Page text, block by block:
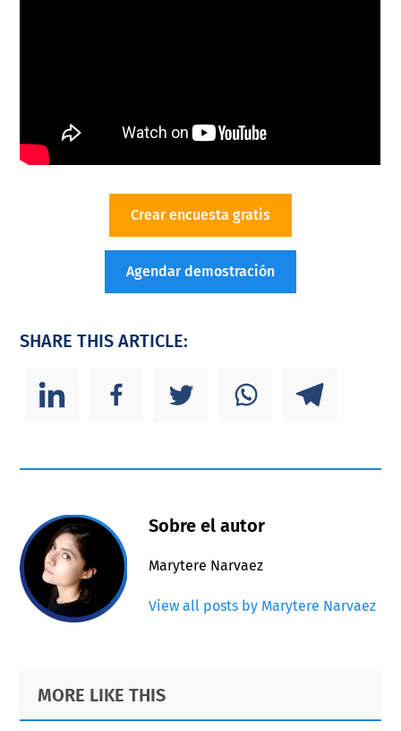
Crear encuesta gratis
Agendar demostración
SHARE THIS ARTICLE:
Sobre el autor
Marytere Narvaez
View all posts by Marytere Narvaez
Primary
Sidebar
Footer
MORE LIKE THIS